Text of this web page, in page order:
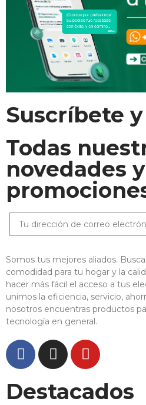
Suscríbete
Todas
novedades y
Somos tus mejores aliados.
comodidad para tu hogar y la
hacer más fácil el acceso a tus
unimos la eficiencia, servicio,
nosotros encuentras productos
tecnología en general.
Destacados